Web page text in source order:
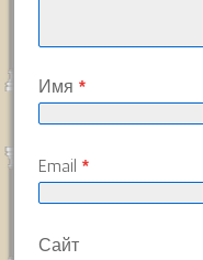
Имя *
Email *
Сайт